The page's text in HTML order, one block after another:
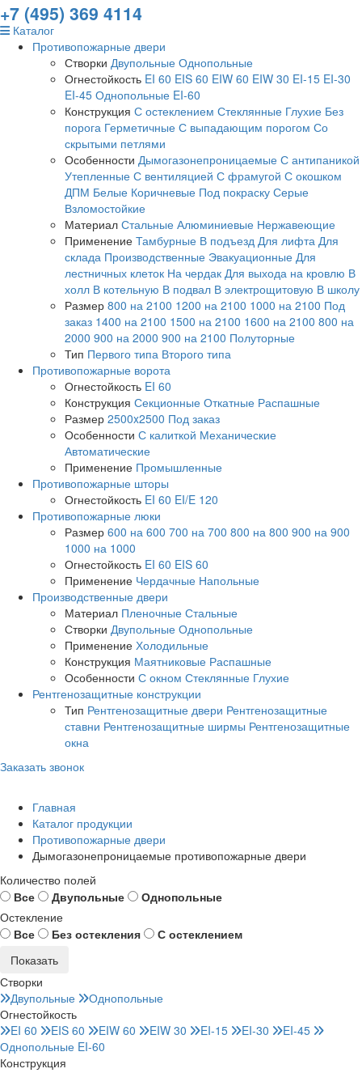
+7 (495) 369 4114
Каталог
Противопожарные двери
Створки Двупольные Однопольные
Огнестойкость EI 60 EIS 60 EIW 60 EIW 30 EI-15 EI-30
EI-45 Однопольные EI-60
Конструкция С остеклением Стеклянные Глухие Без
порога Герметичные С выпадающим порогом Со
скрытыми петлями
Особенности Дымогазонепроницаемые С антипаникой
Утепленные С вентиляцией С фрамугой С окошком
ДПМ Белые Коричневые Под покраску Серые
Взломостойкие
Материал Стальные Алюминиевые Нержавеющие
Применение Тамбурные В подъезд Для лифта Для
склада Производственные Эвакуационные Для
лестничных клеток На чердак Для выхода на кровлю В
холл В котельную В подвал В электрощитовую В школу
Размер 800 на 2100 1200 на 2100 1000 на 2100 Под
заказ 1400 на 2100 1500 на 2100 1600 на 2100 800 на
2000 900 на 2000 900 на 2100 Полуторные
Тип Первого типа Второго типа
Противопожарные ворота
Огнестойкость EI 60
Конструкция Секционные Откатные Распашные
Размер 2500x2500 Под заказ
Особенности С калиткой Механические
Автоматические
Применение Промышленные
Противопожарные шторы
Огнестойкость EI 60 EI/E 120
Противопожарные люки
Размер 600 на 600 700 на 700 800 на 800 900 на 900
1000 на 1000
Огнестойкость EI 60 EIS 60
Применение Чердачные Напольные
Производственные двери
Материал Пленочные Стальные
Створки Двупольные Однопольные
Применение Холодильные
Конструкция Маятниковые Распашные
Особенности С окном Стеклянные Глухие
Рентгенозащитные конструкции
Тип Рентгенозащитные двери Рентгенозащитные
ставни Рентгенозащитные ширмы Рентгенозащитные
окна
Заказать звонок
Главная
Каталог продукции
Противопожарные двери
Дымогазонепроницаемые противопожарные двери
Количество полей
Все
Двупольные
Однопольные
Остекление
Все
Без остекления С остеклением
Створки
Двупольные
Однопольные
Огнестойкость
EI 60
EIS 60 EIW 60 EIW 30 EI-15 EI-30
EI-45
Однопольные EI-60
Конструкция